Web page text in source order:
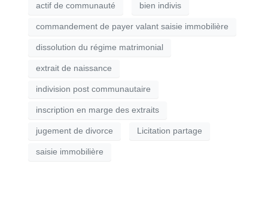
actif de communauté bien indivis
commandement de payer valant saisie immobilière
dissolution du régime matrimonial
extrait de naissance
indivision post communautaire
inscription en marge des extraits
jugement de divorce Licitation partage
saisie immobilière